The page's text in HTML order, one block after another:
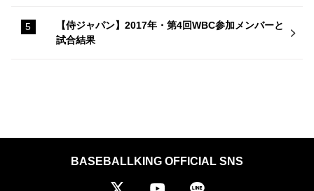
【侍ジャパン】2017年・第4回WBC参加メンバーと
試合結果
BASEBALLKING OFFICIAL SNS